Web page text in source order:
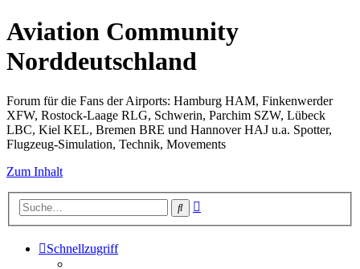
Aviation Community
Norddeutschland
Forum für die Fans der Airports: Hamburg HAM, Finkenwerder
XFW, Rostock-Laage RLG, Schwerin, Parchim SZW, Lübeck
LBC, Kiel KEL, Bremen BRE und Hannover HAJ u.a. Spotter,
Flugzeug-Simulation, Technik, Movements
Zum Inhalt
Suche
Schnellzugriff